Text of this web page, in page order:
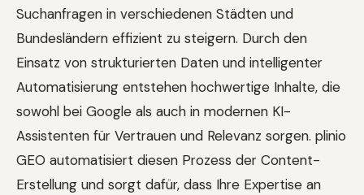
Suchanfragen in verschiedenen Städten und
Bundesländern effizient zu steigern. Durch den
Einsatz von strukturierten Daten und intelligenter
Automatisierung entstehen hochwertige Inhalte, die
sowohl bei Google als auch in modernen KI-
Assistenten für Vertrauen und Relevanz sorgen. plinio
GEO automatisiert diesen Prozess der Content-
Erstellung und sorgt dafür, dass Ihre Expertise an